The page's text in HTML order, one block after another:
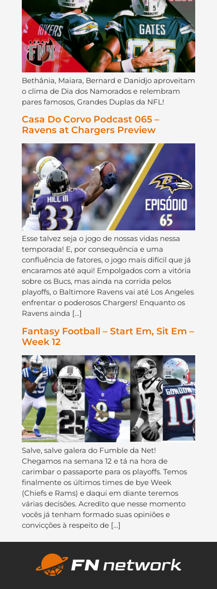
Bethânia, Maiara, Bernard e Danidjo aproveitam
o clima de Dia dos Namorados e relembram
pares famosos, Grandes Duplas da NFL!
Casa Do Corvo Podcast 065 –
Ravens at Chargers Preview
Esse talvez seja o jogo de nossas vidas nessa
temporada! E, por consequência e uma
confluência de fatores, o jogo mais difícil que já
encaramos até aqui! Empolgados com a vitória
sobre os Bucs, mas ainda na corrida pelos
playoffs, o Baltimore Ravens vai até Los Angeles
enfrentar o poderosos Chargers! Enquanto os
Ravens ainda […]
Fantasy Football – Start Em, Sit Em –
Week 12
Salve, salve galera do Fumble da Net!
Chegamos na semana 12 e tá na hora de
carimbar o passaporte para os playoffs. Temos
finalmente os últimos times de bye Week
(Chiefs e Rams) e daqui em diante teremos
várias decisões. Acredito que nesse momento
vocês já tenham formado suas opiniões e
convicções à respeito de […]